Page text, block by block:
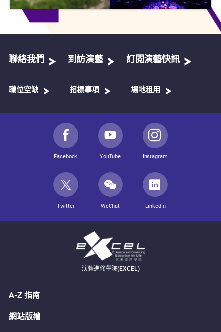
聯絡我們 到訪演藝 訂閱演藝快訊
職位空缺 招標事項 場地租用
Facebook YouTube Instagram
Twitter WeChat LinkedIn
演藝進修學院(EXCEL)
A-Z 指南
網站版權